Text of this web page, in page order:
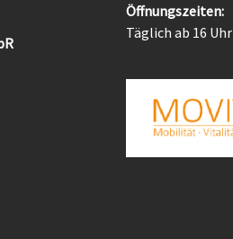
Öffnungszeiten:
Täglich ab 16 Uhr